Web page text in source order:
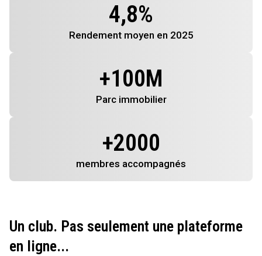
4,8%
Rendement moyen en 2025
+100M
Parc immobilier
+2000
membres accompagnés
Un club. Pas seulement une plateforme
en ligne...